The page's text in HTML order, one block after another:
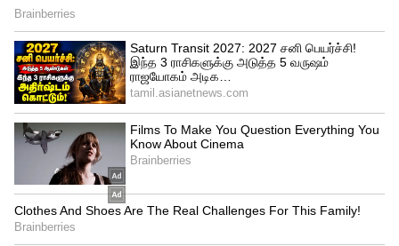
தலைகாட்டவே இல்லை. நடிகை ஷாலினிக்கு
ரிச்சர்டு ரிஷி என்கிற சகோதரரும், ஷாமிலி
என்கிற தங்கையும் உள்ளனர். இவர்கள்
இருவரும் சினிமாவில் ஹீரோ,
ஹீரோயினாக நடித்துள்ளனர். ரிச்சர்டு ரிஷி
திரெளபதி, ருத்ரதாண்டவம் போன்ற
வெற்றிப்படங்களில் ஹீரோவாக
நடித்திருந்தார். அதேபோல் ஷாமிலி, வீர